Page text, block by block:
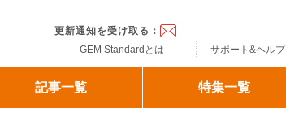
更新通知を受け取る：
GEM Standardとは
サポート&ヘルプ
記事一覧 特集一覧